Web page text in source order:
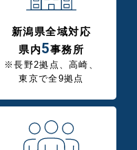
新潟県全域対応
県内5事務所
※長野2拠点、高崎、
東京で全9拠点